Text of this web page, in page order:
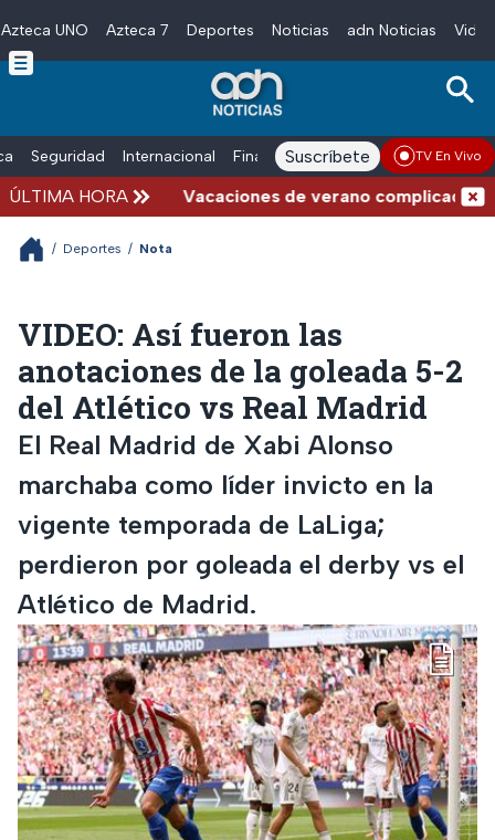
Skip to main content
Azteca UNO Azteca 7 Deportes Noticias adn Noticias
Seguridad Internacional Finanzas adn Noticias Radio
Suscríbete TV En Vivo
ÚLTIMA HORA Vacaciones de verano complicadas:
/ Deportes / Nota
VIDEO: Así fueron las
anotaciones de la goleada 5-2
del Atlético vs Real Madrid
El Real Madrid de Xabi Alonso
marchaba como líder invicto en la
vigente temporada de LaLiga;
perdieron por goleada el derby vs el
Atlético de Madrid.